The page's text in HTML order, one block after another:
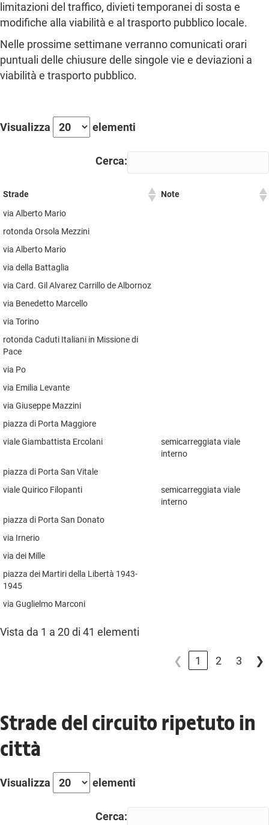
limitazioni del traffico, divieti temporanei di sosta e
modifiche alla viabilità e al trasporto pubblico locale.
Nelle prossime settimane verranno comunicati orari
puntuali delle chiusure delle singole vie e deviazioni a
viabilità e trasporto pubblico.
Visualizza elementi
Cerca:
Strade
Note
Strade
via Alberto Mario
rotonda Orsola Mezzini
via Alberto Mario
via della Battaglia
via Card. Gil Alvarez Carrillo de Albornoz
via Benedetto Marcello
via Torino
rotonda Caduti Italiani in Missione di
Pace
via Po
via Emilia Levante
via Giuseppe Mazzini
piazza di Porta Maggiore
viale Giambattista Ercolani
semicarreggiata viale
interno
piazza di Porta San Vitale
viale Quirico Filopanti
semicarreggiata viale
interno
piazza di Porta San Donato
via Irnerio
via dei Mille
piazza dei Martiri della Libertà 1943-
1945
via Guglielmo Marconi
Vista da 1 a 20 di 41 elementi
❮ 1 2 3 ❯
Strade del circuito ripetuto in
città
Visualizza elementi
Cerca: